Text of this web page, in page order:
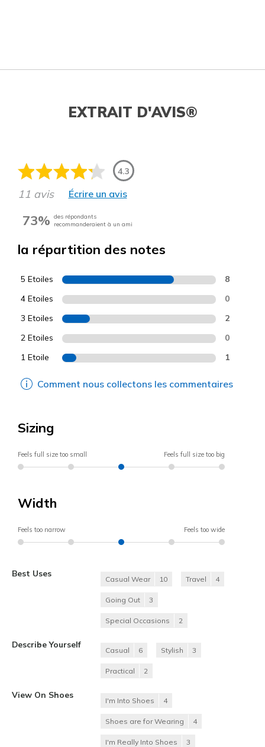
EXTRAIT D'AVIS®
4.3
11 avis Écrire un avis
73% des répondants
recommanderaient à un ami
la répartition des notes
5 Etoiles 8
4 Etoiles 0
3 Etoiles 2
2 Etoiles 0
1 Etoile 1
Comment nous collectons les commentaires
Sizing
Feels full size too small Feels full size too big
Width
Feels too narrow Feels too wide
Best Uses
Casual Wear 10 Travel 4
Going Out 3
Special Occasions 2
Describe Yourself
Casual 6 Stylish 3
Practical 2
View On Shoes
I'm Into Shoes 4
Shoes are for Wearing 4
I'm Really Into Shoes 3